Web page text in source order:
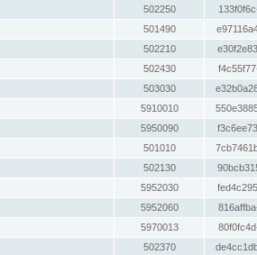
502250
501490
502210
502430
503030
5910010
5950090
501010
502130
5952030
5952060
5970013
502370